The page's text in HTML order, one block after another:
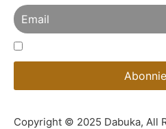
Copyright © 2025 Dabuka, All